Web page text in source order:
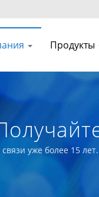
Продукты
уже более 15